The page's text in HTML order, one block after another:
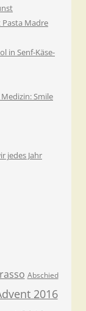
Madre
in Senf-Käse-
Smile
jedes Jahr
Abschied
2016